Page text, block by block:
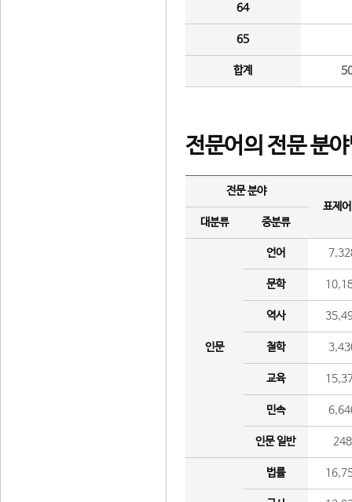
64
65
합계
전문어의 전문 분
전문 분야
표제
대분류
중분류
인문
언어
문학
역사
철학
교육
민속
인문 일반 248
법률